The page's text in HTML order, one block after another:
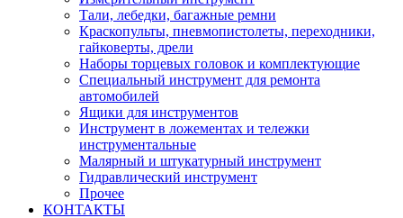
Тали, лебедки, багажные ремни
Краскопульты, пневмопистолеты, переходники,
гайковерты, дрели
Наборы торцевых головок и комплектующие
Специальный инструмент для ремонта
автомобилей
Ящики для инструментов
Инструмент в ложементах и тележки
инструментальные
Малярный и штукатурный инструмент
Гидравлический инструмент
Прочее
КОНТАКТЫ